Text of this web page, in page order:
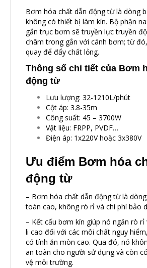
Bơm hóa chất dẫn động từ là dòng
không có thiết bị làm kín. Bộ phận
gắn trục bơm sẽ truyền lực truyền
châm trong gắn với cánh bơm; từ
quay để đẩy chất lỏng.
Thông số chi tiết của Bơm
động từ
Lưu lượng: 32-1210L/phút
Cột áp: 3.8-35m
Công suất: 45 – 3700W
Vật liệu: FRPP, PVDF…
Điện áp: 1x220V hoặc 3x380V
Ưu điểm Bơm hóa
động từ
– Bơm hóa chất dẫn động từ là
toàn cao, không rò rỉ và chi phí bảo
– Kết cấu bơm kín giúp nó ngăn rò rỉ
li cao đối với các môi chất nguy
có tính ăn mòn cao. Qua đó, nó
an toàn cho người sử dụng và còn
vệ môi trường.